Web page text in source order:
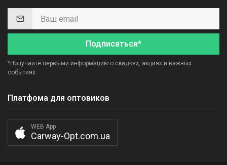
Подписаться*
*Получайте первыми информацию о скидках, акциях и важных
событиях.
Платфома для оптовиков
WEB App
Carway-Opt.com.ua